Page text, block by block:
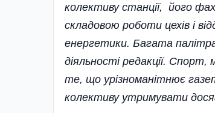
колективу станції, його
складовою роботи цехів і
енергетики. Багата
діяльності редакції. Спорт,
те, що урізноманітнює
колективу утримувати